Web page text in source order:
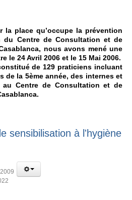
la place qu’occupe la prévention
du Centre de Consultation et de
nous avons mené une
le 24 Avril 2006 et le 15 Mai 2006.
de 129 praticiens incluant
de la 5ème année, des internes et
au Centre de Consultation et de
sensibilisation à l'hygiène